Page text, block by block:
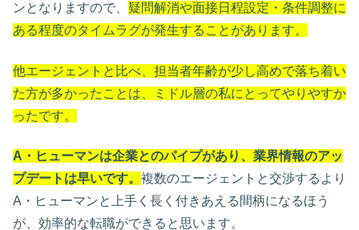
ンとなりますので、 疑問解消や面接日程設定・条件調整に
ある程度のタイムラグが発生することがあります。
他エージェントと比べ、担当者年齢が少し高めで落ち着い
た方が多かったことは、ミドル層の私にとってやりやすか
ったです。
A・ヒューマンは企業とのパイプがあり、業界情報のアッ
プデートは早いです。 複数のエージェントと交渉するより
A・ヒューマンと上手く長く付きあえる間柄になるほう
が、効率的な転職ができると思います。